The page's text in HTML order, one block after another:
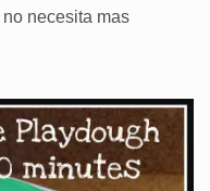
necesita mas